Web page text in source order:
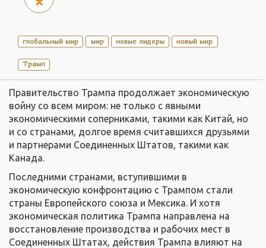
глобальный мир мир новые лидеры новый мир
Трамп
Правительство Трампа продолжает экономическую
войну со всем миром: не только с явными
экономическими соперниками, такими как Китай, но
и со странами, долгое время считавшихся друзьями
и партнерами Соединенных Штатов, такими как
Канада.
Последними странами, вступившими в
экономическую конфронтацию с Трампом стали
страны Европейского союза и Мексика. И хотя
экономическая политика Трампа направлена на
восстановление производства и рабочих мест в
Соединенных Штатах, действия Трампа влияют на